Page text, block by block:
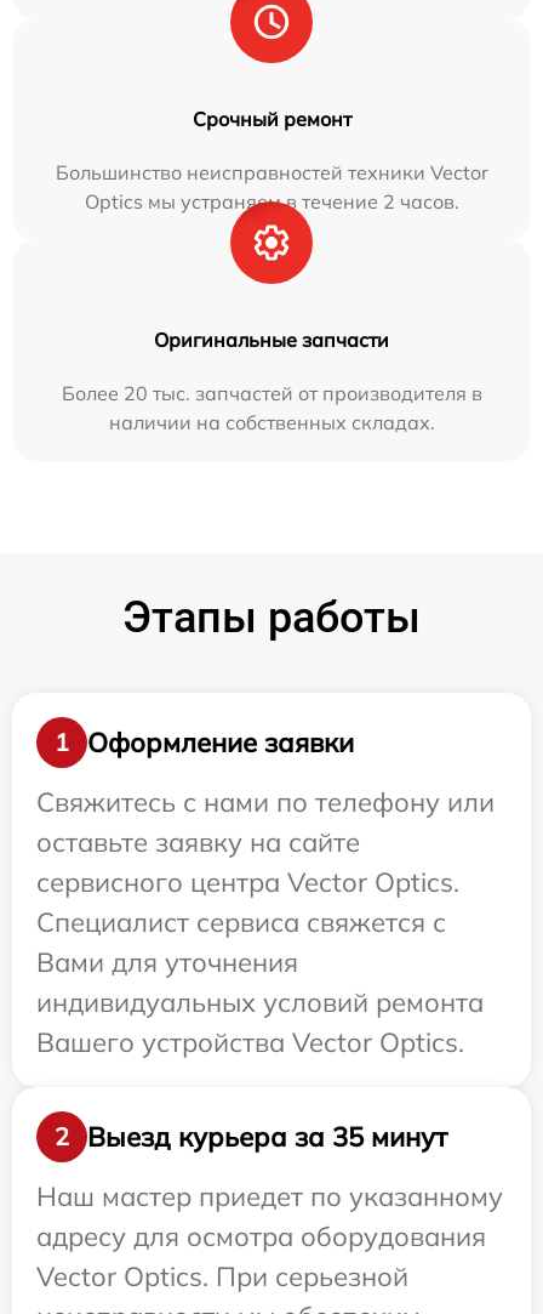
Срочный ремонт
Большинство неисправностей техники Vector
Optics мы устраняем в течение 2 часов.
Оригинальные запчасти
Более 20 тыс. запчастей от производителя в
наличии на собственных складах.
Этапы работы
1
Оформление заявки
Свяжитесь с нами по телефону или
оставьте заявку на сайте
сервисного центра Vector Optics.
Специалист сервиса свяжется с
Вами для уточнения
индивидуальных условий ремонта
Вашего устройства Vector Optics.
2
Выезд курьера за 35 минут
Наш мастер приедет по указанному
адресу для осмотра оборудования
Vector Optics. При серьезной